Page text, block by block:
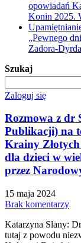
opowiadań
Konin 2025.
„Pewnego
Zadora-
Szukaj
Zaloguj się
Rozmowa z dr
Publikacji) na
Krainy
dla dzieci w
przez
15 maja 2024
Brak komentarzy
Katarzyna Slany:
tutaj z powodu